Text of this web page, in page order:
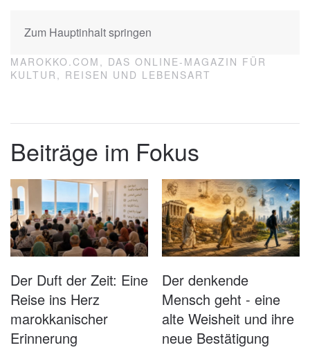
Zum Hauptinhalt springen
MAROKKO.COM, DAS ONLINE-MAGAZIN FÜR
KULTUR, REISEN UND LEBENSART
Essaouira Fischerhafen
Beiträge im Fokus
Der Duft der Zeit: Eine
Reise ins Herz
marokkanischer
Erinnerung
Der denkende
Mensch geht - eine
alte Weisheit und ihre
neue Bestätigung